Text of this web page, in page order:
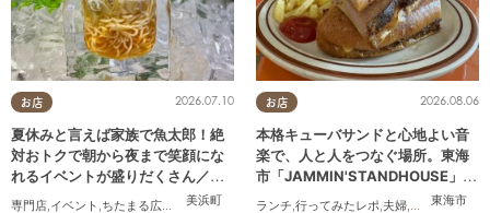
お店
美浜町
2026.07.10
夏休みと言えば家族で魚太郎！絶
対おトクで朝から夜まで笑顔にな
れるイベントが盛りだくさん／ち
たまる広告
専門店,イベント ,ちたまる広告 家族
お店
東海市
2026.08.06
本格キューバサンドと心地よい音
楽で、人と人をつなぐ場所。東海
市「JAMMIN'STANDHOUSE」に
行ってみた
ランチ,行ってみたレポ,夫婦,おひとりさま